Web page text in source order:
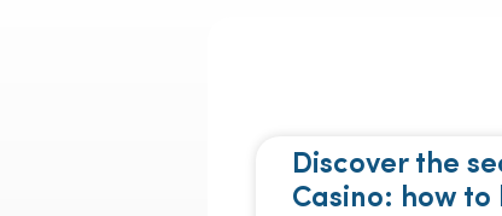
Discover the
Casino: how